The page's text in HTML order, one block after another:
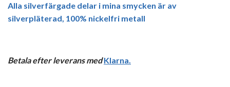
Alla silverfärgade delar i mina smycken är av
silverpläterad, 100% nickelfri metall
Betala efter leverans med Klarna.